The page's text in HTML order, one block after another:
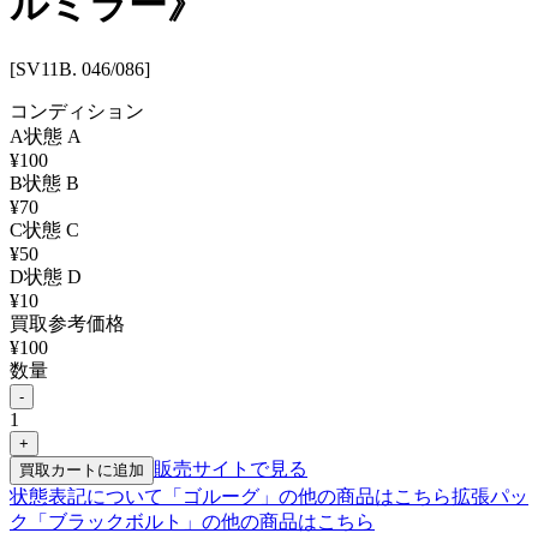
[SV11B. 046/086]
コンディション
A状態 A
¥100
B状態 B
¥70
C状態 C
¥50
D状態 D
¥10
買取参考価格
¥100
数量
-
1
+
買取カートに追加
販売サイトで見る
状態表記について
「 ゴルーグ 」の他の商品はこちら拡張パッ
ク「ブラックボルト」 の他の商品はこちら